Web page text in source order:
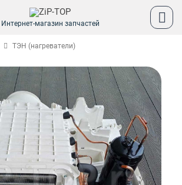
Интернет-магазин запчастей
ТЭН (нагреватели)